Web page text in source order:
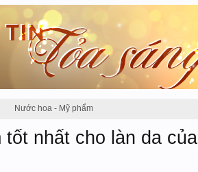
Nước hoa - Mỹ phẩm
nhất cho làn da của